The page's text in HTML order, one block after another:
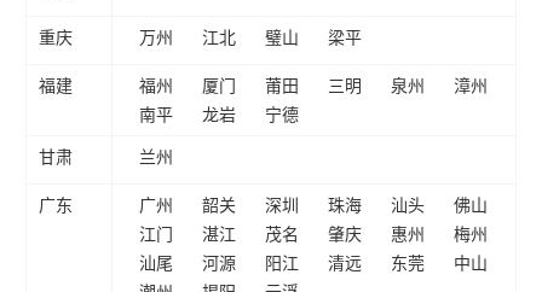
重庆 万州 江北 璧山 梁平
福建 福州 厦门 莆田 三明 泉州
漳州
南平
龙岩 宁德
甘肃 兰州
广东 广州 韶关 深圳 珠海 汕头
佛山
江门
湛江 茂名 肇庆 惠州
梅州
汕尾
河源 阳江 清远 东莞
中山